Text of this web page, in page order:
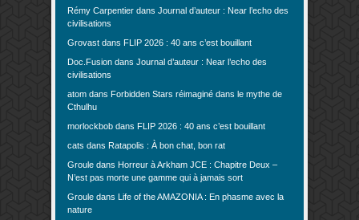
Rémy Carpentier dans Journal d’auteur : Near l’echo des
civilisations
Grovast dans FLIP 2026 : 40 ans c’est bouillant
Doc.Fusion dans Journal d’auteur : Near l’echo des
civilisations
atom dans Forbidden Stars réimaginé dans le mythe de
Cthulhu
morlockbob dans FLIP 2026 : 40 ans c’est bouillant
cats dans Ratapolis : À bon chat, bon rat
Groule dans Horreur à Arkham JCE : Chapitre Deux –
N’est pas morte une gamme qui à jamais sort
Groule dans Life of the AMAZONIA : En phasme avec la
nature